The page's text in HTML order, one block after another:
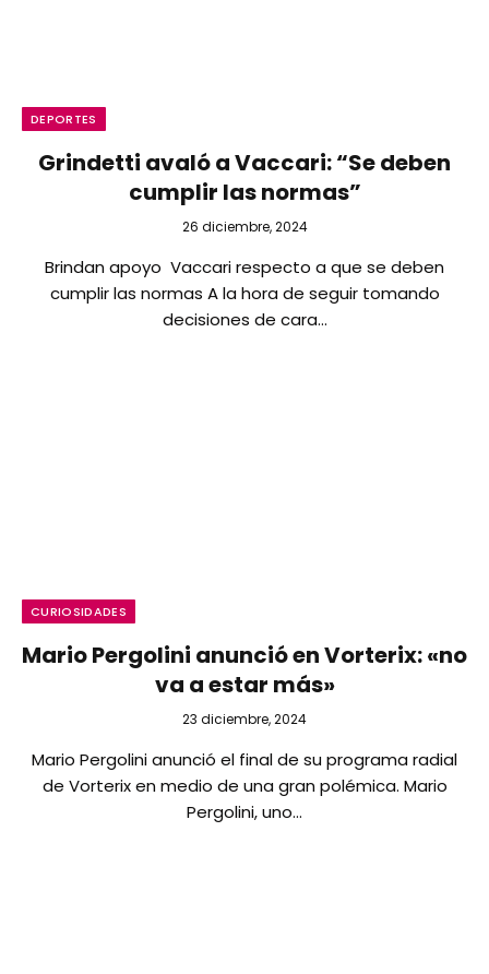
DEPORTES
Grindetti avaló a Vaccari: “Se deben
cumplir las normas”
26 diciembre, 2024
Brindan apoyo Vaccari respecto a que se deben
cumplir las normas A la hora de seguir tomando
decisiones de cara…
CURIOSIDADES
Mario Pergolini anunció en Vorterix: «no
va a estar más»
23 diciembre, 2024
Mario Pergolini anunció el final de su programa radial
de Vorterix en medio de una gran polémica. Mario
Pergolini, uno…